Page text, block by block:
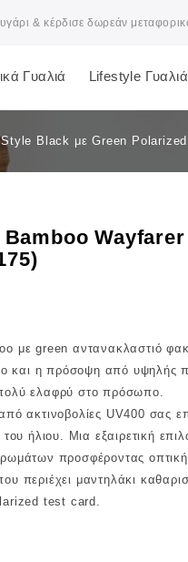
& κέρδισε δωρεάν
Γυαλιά Lifestyle Γυαλιά
Black με Green
Bamboo
με green αντανακλαστιό
και η πρόσοψη από υψηλής
ελαφρύ στο πρόσωπο.
ακτινοβολίες UV400 σας
ήλιου. Μια εξαιρετική
προσφέροντας
περιέχει μαντηλάκι
test card.